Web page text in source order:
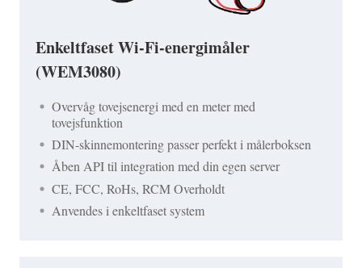
Enkeltfaset Wi-Fi-energimåler
(WEM3080)
Overvåg tovejsenergi med en meter med
tovejsfunktion
DIN-skinnemontering passer perfekt i målerboksen
Åben API til integration med din egen server
CE, FCC, RoHs, RCM Overholdt
Anvendes i enkeltfaset system